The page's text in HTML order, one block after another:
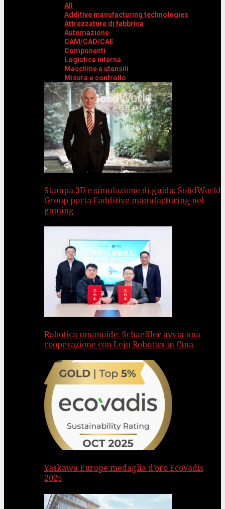
All
Additive manufacturing technologies
Attrezzature di fabbrica
Automazione
CAM/CAD/CAE
Componenti
Logistica interna
Macchine e utensili
Misura e controllo
Stampa 3D e simulazione di guida: SolidWorld
Group porta l’additive manufacturing nel
gaming
Robotica umanoide: Schaeffler avvia una
cooperazione con Leju Robotics in Cina
Yaskawa Europe medaglia d’oro EcoVadis
2025